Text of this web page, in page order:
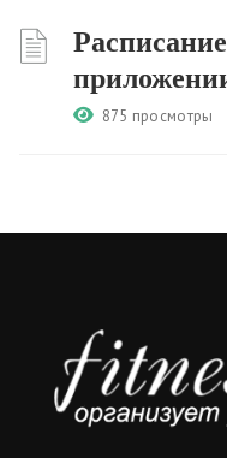
875 просмотры